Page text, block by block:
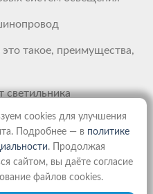
такое, преимущества,
светильника
cookies для улучшения
Подробнее — в политике
. Продолжая
сайтом, вы даёте согласие
файлов cookies.